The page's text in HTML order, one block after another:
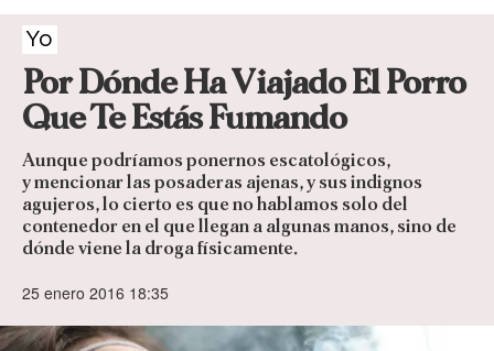
Yo
Por Dónde Ha Viajado El Porro
Que Te Estás Fumando
Aunque podríamos ponernos escatológicos,
y mencionar las posaderas ajenas, y sus indignos
agujeros, lo cierto es que no hablamos solo del
contenedor en el que llegan a algunas manos, sino de
dónde viene la droga físicamente.
25 enero 2016 18:35